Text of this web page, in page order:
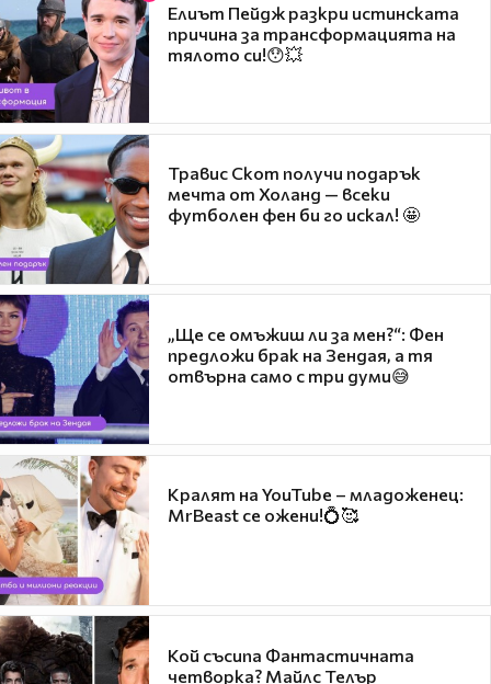
Елиът Пейдж разкри истинската
причина за трансформацията на
тялото си!😯💥
Травис Скот получи подарък
мечта от Холанд — всеки
футболен фен би го искал! 🤩
„Ще се омъжиш ли за мен?“: Фен
предложи брак на Зендая, а тя
отвърна само с три думи😅
Кралят на YouTube – младоженец:
MrBeast се ожени!💍🥰
Кой съсипа Фантастичната
четворка? Майлс Телър